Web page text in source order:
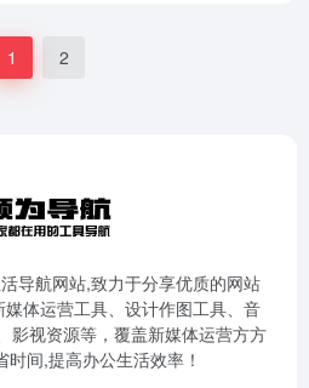
1 2
导航网站,致力于分享优质的网站
体运营工具、设计作图工具、音
影视资源等，覆盖新媒体运营方方
间,提高办公生活效率！